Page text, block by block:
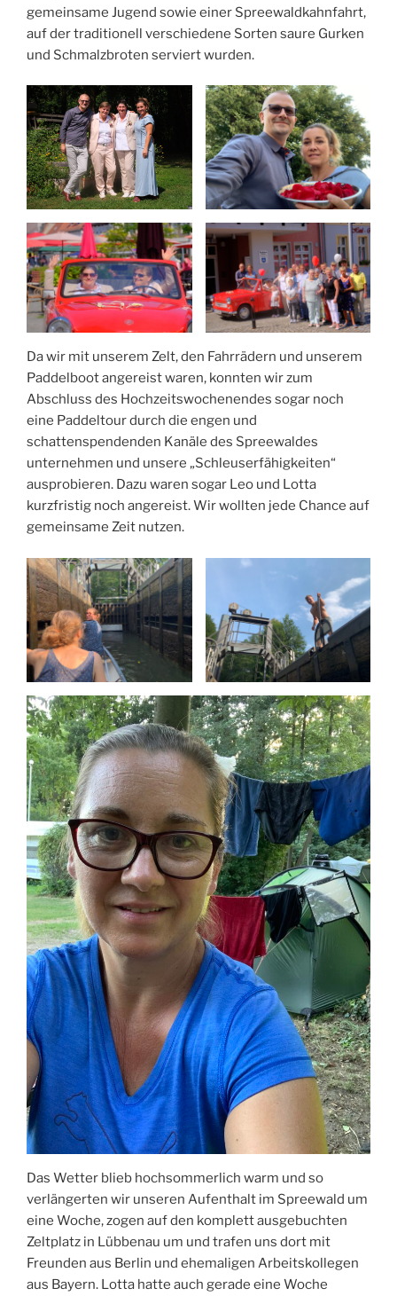
gemeinsame Jugend sowie einer Spreewaldkahnfahrt,
auf der traditionell verschiedene Sorten saure Gurken
und Schmalzbroten serviert wurden.
Da wir mit unserem Zelt, den Fahrrädern und unserem
Paddelboot angereist waren, konnten wir zum
Abschluss des Hochzeitswochenendes sogar noch
eine Paddeltour durch die engen und
schattenspendenden Kanäle des Spreewaldes
unternehmen und unsere „Schleuserfähigkeiten“
ausprobieren. Dazu waren sogar Leo und Lotta
kurzfristig noch angereist. Wir wollten jede Chance auf
gemeinsame Zeit nutzen.
Das Wetter blieb hochsommerlich warm und so
verlängerten wir unseren Aufenthalt im Spreewald um
eine Woche, zogen auf den komplett ausgebuchten
Zeltplatz in Lübbenau um und trafen uns dort mit
Freunden aus Berlin und ehemaligen Arbeitskollegen
aus Bayern. Lotta hatte auch gerade eine Woche